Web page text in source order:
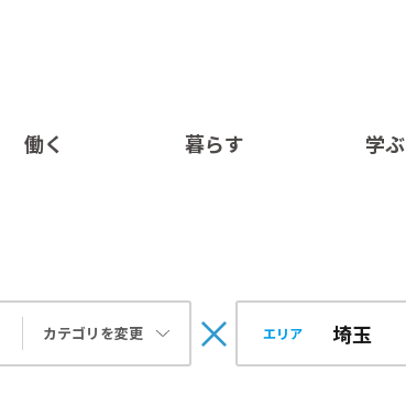
働く 暮らす 学ぶ
カテゴリを変更 エリア